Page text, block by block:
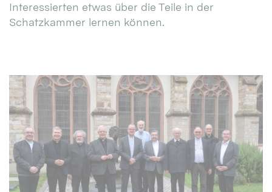
Interessierten etwas über die Teile in der
Schatzkammer lernen können.